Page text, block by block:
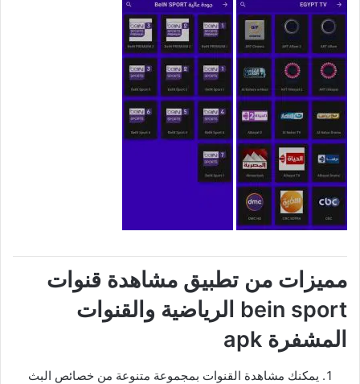
مميزات من تطبيق مشاهدة قنوات
bein sport الرياضية والقنوات
المشفرة apk
يمكنك مشاهدة القنوات بمجموعة متنوعة من خصائص البث